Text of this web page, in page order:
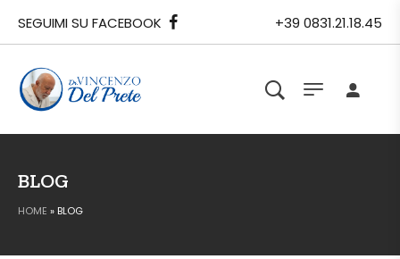
SEGUIMI SU FACEBOOK +39 0831.21.18.45
BLOG
HOME » BLOG